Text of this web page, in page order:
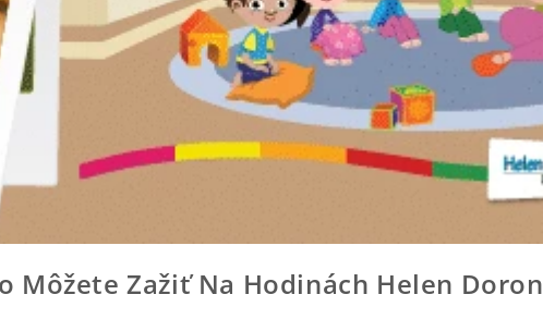
Môžete Zažiť Na Hodinách Helen Doron